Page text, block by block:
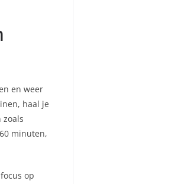
en weer
haal je
minuten,
op